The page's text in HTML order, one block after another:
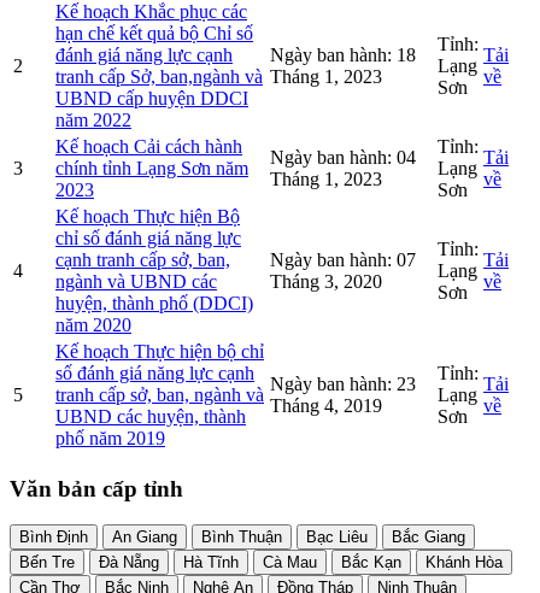
2
Kế hoạch Khắc phục các
hạn chế kết quả bộ Chỉ số
đánh giá năng lực cạnh
tranh cấp Sở, ban,ngành và
UBND cấp huyện DDCI
năm 2022
Ngày ban hành: 18
Tháng 1, 2023
Tỉnh:
Lạng
Sơn
Tải
về
3
Kế hoạch Cải cách hành
chính tỉnh Lạng Sơn năm
2023
Ngày ban hành: 04
Tháng 1, 2023
Tỉnh:
Lạng
Sơn
Tải
về
4
Kế hoạch Thực hiện Bộ
chỉ số đánh giá năng lực
cạnh tranh cấp sở, ban,
ngành và UBND các
huyện, thành phố (DDCI)
năm 2020
Ngày ban hành: 07
Tháng 3, 2020
Tỉnh:
Lạng
Sơn
Tải
về
5
Kế hoạch Thực hiện bộ chỉ
số đánh giá năng lực cạnh
tranh cấp sở, ban, ngành và
UBND các huyện, thành
phố năm 2019
Ngày ban hành: 23
Tháng 4, 2019
Tỉnh:
Lạng
Sơn
Tải
về
Văn bản cấp tỉnh
Bình Định An Giang Bình Thuận Bạc Liêu
Bắc Giang
Bến Tre
Đà Nẵng Hà Tĩnh Cà Mau Bắc Kạn
Khánh Hòa
Cần Thơ
Bắc Ninh Nghệ An Đồng Tháp
Ninh Thuận